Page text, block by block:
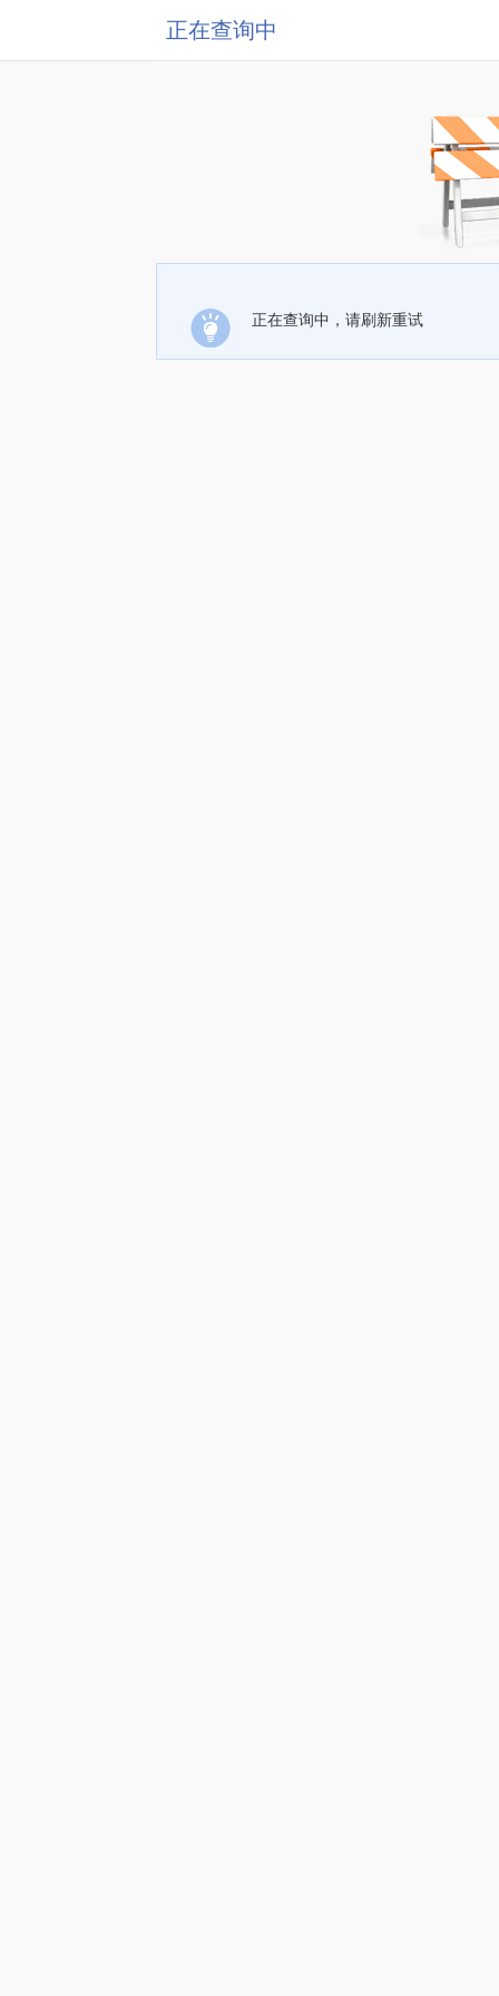
正在查询中
正在查询中，请刷新重试